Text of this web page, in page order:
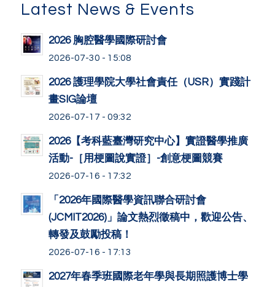
Latest News & Events
2026 胸腔醫學國際研討會
2026-07-30 - 15:08
2026 護理學院大學社會責任（USR）實踐計
畫SIG論壇
2026-07-17 - 09:32
2026【考科藍臺灣研究中心】實證醫學推廣
活動-［用梗圖說實證］-創意梗圖競賽
2026-07-16 - 17:32
「2026年國際醫學資訊聯合研討會
(JCMIT2026)」論文熱烈徵稿中，歡迎公告、
轉發及鼓勵投稿！
2026-07-16 - 17:13
2027年春季班國際老年學與長期照護博士學